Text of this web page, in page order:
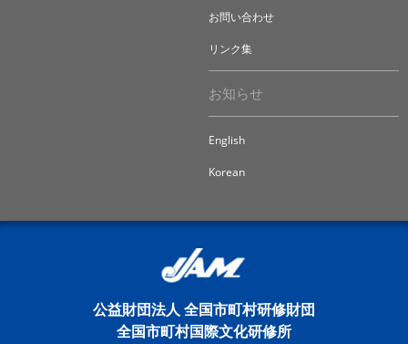
お問い合わせ
リンク集
お知らせ
English
Korean
公益財団法人 全国市町村研修財団
全国市町村国際文化研修所